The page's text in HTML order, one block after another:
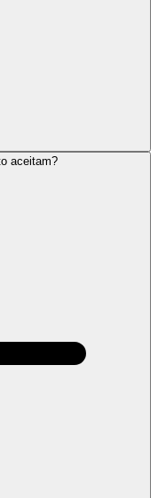
aceitam?